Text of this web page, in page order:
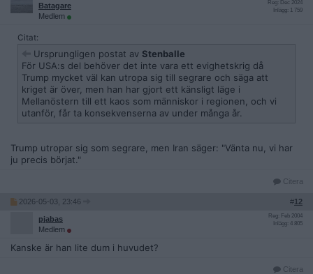
Batagare
Medlem
Reg: Dec 2024
Inlägg: 1 759
Citat:
Ursprungligen postat av Stenballe
För USA:s del behöver det inte vara ett evighetskrig då
Trump mycket väl kan utropa sig till segrare och säga att
kriget är över, men han har gjort ett känsligt läge i
Mellanöstern till ett kaos som människor i regionen, och vi
utanför, får ta konsekvenserna av under många år.
Trump utropar sig som segrare, men Iran säger: "Vänta nu, vi har
ju precis börjat."
Citera
2026-05-03, 23:46 #12
pjabas
Medlem
Reg: Feb 2004
Inlägg: 4 805
Kanske är han lite dum i huvudet?
Citera